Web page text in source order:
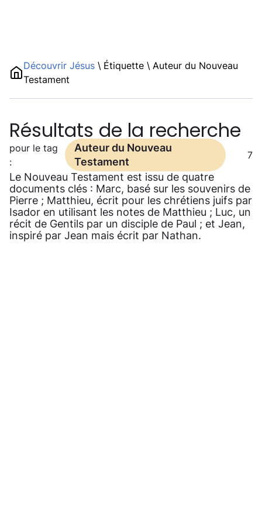
Découvrir Jésus \ Étiquette \ Auteur du Nouveau
Testament
Résultats de la recherche
pour le tag
:
Auteur du Nouveau
Testament
7
Le Nouveau Testament est issu de quatre
documents clés : Marc, basé sur les souvenirs de
Pierre ; Matthieu, écrit pour les chrétiens juifs par
Isador en utilisant les notes de Matthieu ; Luc, un
récit de Gentils par un disciple de Paul ; et Jean,
inspiré par Jean mais écrit par Nathan.